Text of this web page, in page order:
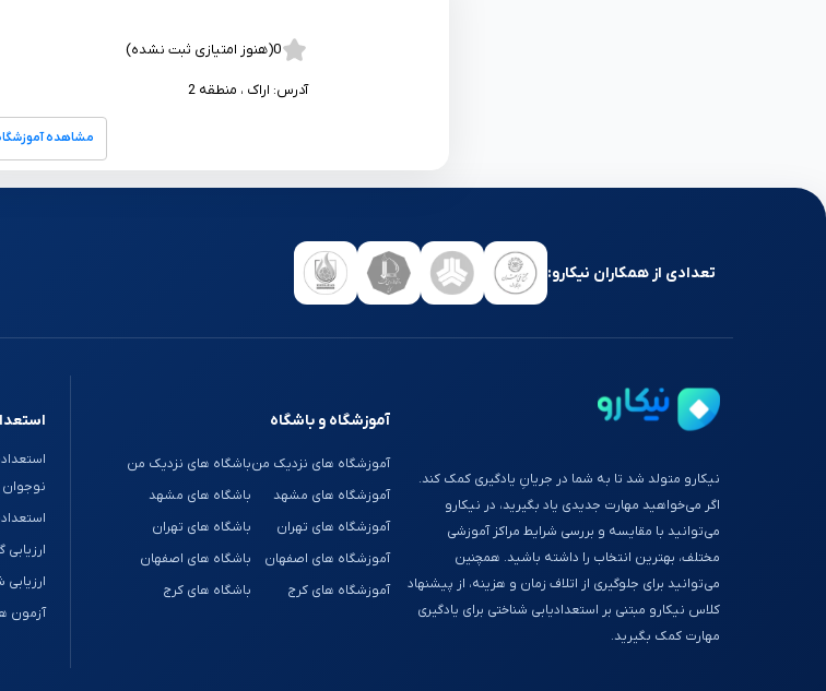
0(هنوز امتیازی ثبت نشده)
آدرس: اراک ، منطقه 2
مشاهده
تعدادی از همکاران نیکارو:
نیکارو متولد شد تا به شما در جریانِ یادگیری کمک کند.
اگر می‌خواهید مهارت جدیدی یاد بگیرید، در نیکارو
می‌توانید با مقایسه و بررسی شرایط مراکز آموزشی
مختلف، بهترین انتخاب را داشته باشید. همچنین
می‌توانید برای جلوگیری از اتلاف زمان و هزینه، از پیشنهاد
کلاس نیکارو مبتنی بر استعدادیابی شناختی برای یادگیری
مهارت کمک بگیرید.
آموزشگاه و باشگاه
آموزشگاه های نزدیک من
آموزشگاه های مشهد
آموزشگاه های تهران
آموزشگاه های اصفهان
آموزشگاه های کرج
باشگاه های نزدیک من
باشگاه های مشهد
باشگاه های تهران
باشگاه های اصفهان
باشگاه های کرج
نوجوان
آزمون